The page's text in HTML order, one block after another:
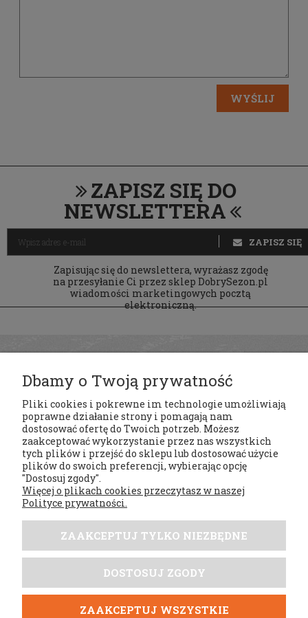
WYŚLIJ
ZAPISZ SIĘ DO
NEWSLETTERA
Zapisując się do newslettera, wyrażasz zgodę
na przesyłanie Ci przez sklep DobrySezon.pl
wiadomości marketingowych pocztą
elektroniczną.
ZAPISZ SIĘ
Regulaminy
Moje konto
Płatności i dostawa
Tabele rozmiarów
DobrySezon.pl
Dbamy o Twoją prywatność
Pliki cookies i pokrewne im technologie umożliwiają
poprawne działanie strony i pomagają nam
dostosować ofertę do Twoich potrzeb. Możesz
zaakceptować wykorzystanie przez nas wszystkich
tych plików i przejść do sklepu lub dostosować użycie
plików do swoich preferencji, wybierając opcję
"Dostosuj zgody".
Więcej o plikach cookies przeczytasz w naszej
Polityce prywatności.
ZAAKCEPTUJ TYLKO NIEZBĘDNE
DOSTOSUJ ZGODY
ZAAKCEPTUJ WSZYSTKIE